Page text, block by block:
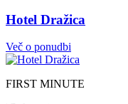
Hotel Dražica
Več o ponudbi
FIRST MINUTE